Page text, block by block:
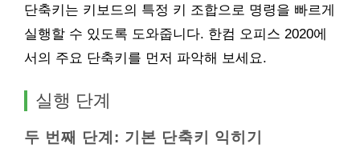
단축키는 키보드의 특정 키 조합으로 명령을 빠르게
실행할 수 있도록 도와줍니다. 한컴 오피스 2020에
서의 주요 단축키를 먼저 파악해 보세요.
실행 단계
두 번째 단계: 기본 단축키 익히기